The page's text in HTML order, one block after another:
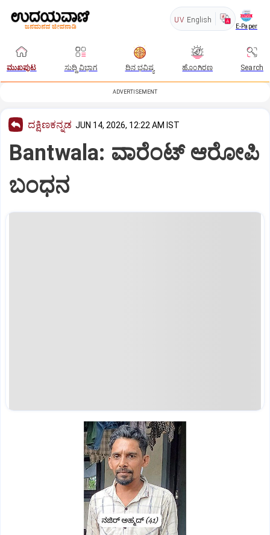
UV English
E-Paper
ಮುಖಪುಟ ಸುದ್ದಿ ವಿಭಾಗ ದಿನ ಭವಿಷ್ಯ ಹೊಂಗಿರಣ Search
ADVERTISEMENT
ದಕ್ಷಿಣಕನ್ನಡ JUN 14, 2026, 12:22 AM IST
Bantwala: ವಾರೆಂಟ್ ಆರೋಪಿ
ಬಂಧನ